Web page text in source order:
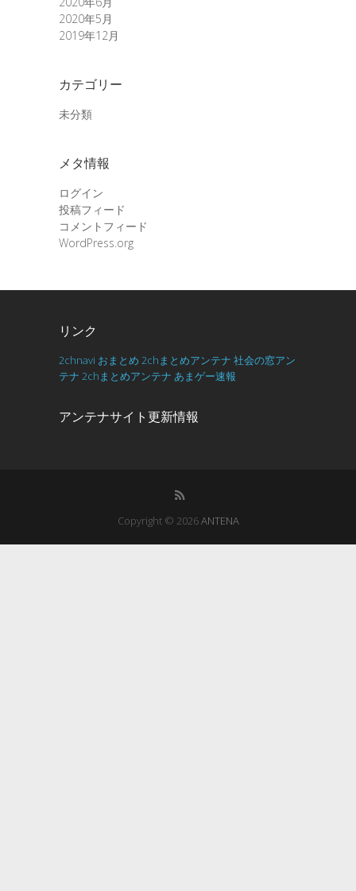
2020年5月
2019年12月
カテゴリー
未分類
メタ情報
ログイン
投稿フィード
コメントフィード
WordPress.org
リンク
2chnavi おまとめ 2chまとめアンテナ 社会の窓アン
テナ 2chまとめアンテナ あまゲー速報
アンテナサイト更新情報
Copyright © 2026ANTENA